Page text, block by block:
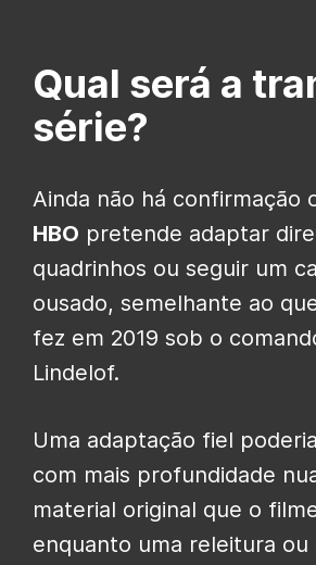
Qual será a
série?
Ainda não há confirmação
HBO pretende adaptar
quadrinhos ou seguir um
ousado, semelhante ao
fez em 2019 sob o
Lindelof.
Uma adaptação fiel
com mais profundidade
material original que o
enquanto uma releitura ou